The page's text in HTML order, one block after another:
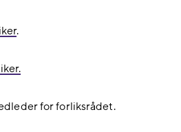
.
for forliksrådet.